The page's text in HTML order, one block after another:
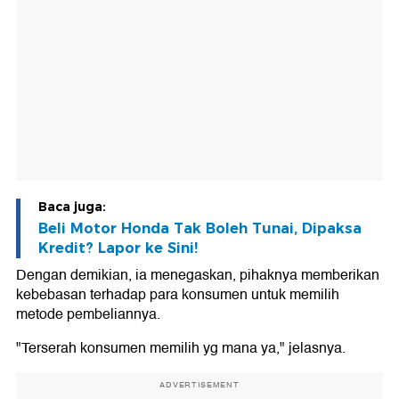
Baca juga:
Beli Motor Honda Tak Boleh Tunai, Dipaksa
Kredit? Lapor ke Sini!
Dengan demikian, ia menegaskan, pihaknya memberikan
kebebasan terhadap para konsumen untuk memilih
metode pembeliannya.
"Terserah konsumen memilih yg mana ya," jelasnya.
ADVERTISEMENT